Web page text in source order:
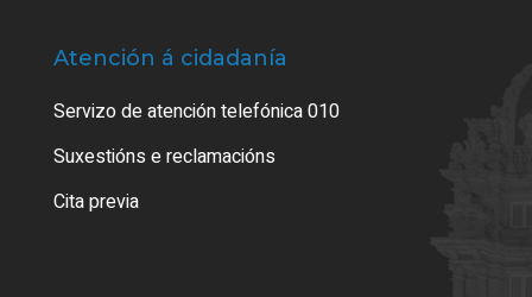
Atención á cidadanía
Servizo de atención telefónica 010
Suxestións e reclamacións
Cita previa